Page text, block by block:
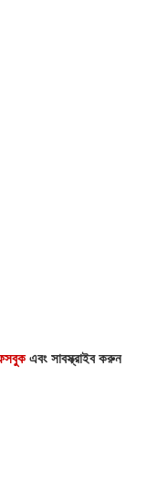
এবং সাবস্ক্রাইব করুন